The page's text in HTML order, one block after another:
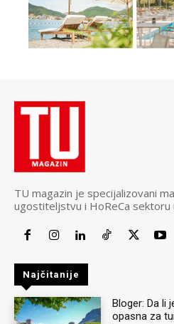
TU magazin je specijalizovani
ugostiteljstvu i HoReCa sektoru
Najčitanije
Bloger: Da li
opasna za